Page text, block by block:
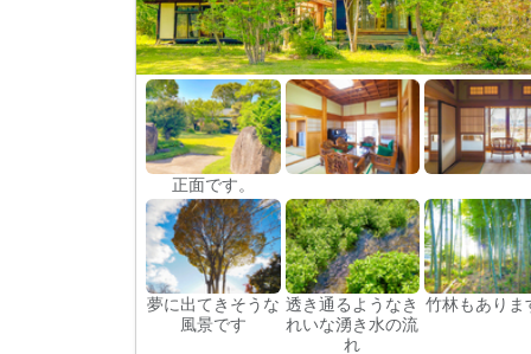
正面です。
夢に出てきそうな
風景です
透き通るようなき
れいな湧き水の流
れ
竹林もありま